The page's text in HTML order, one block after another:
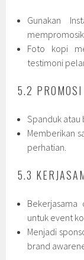
Gunakan
Foto kopi
testimoni
5.2 PROMOSI
Spanduk atau
Memberikan
perhatian.
5.3
Bekerjasama
untuk event
Menjadi
brand